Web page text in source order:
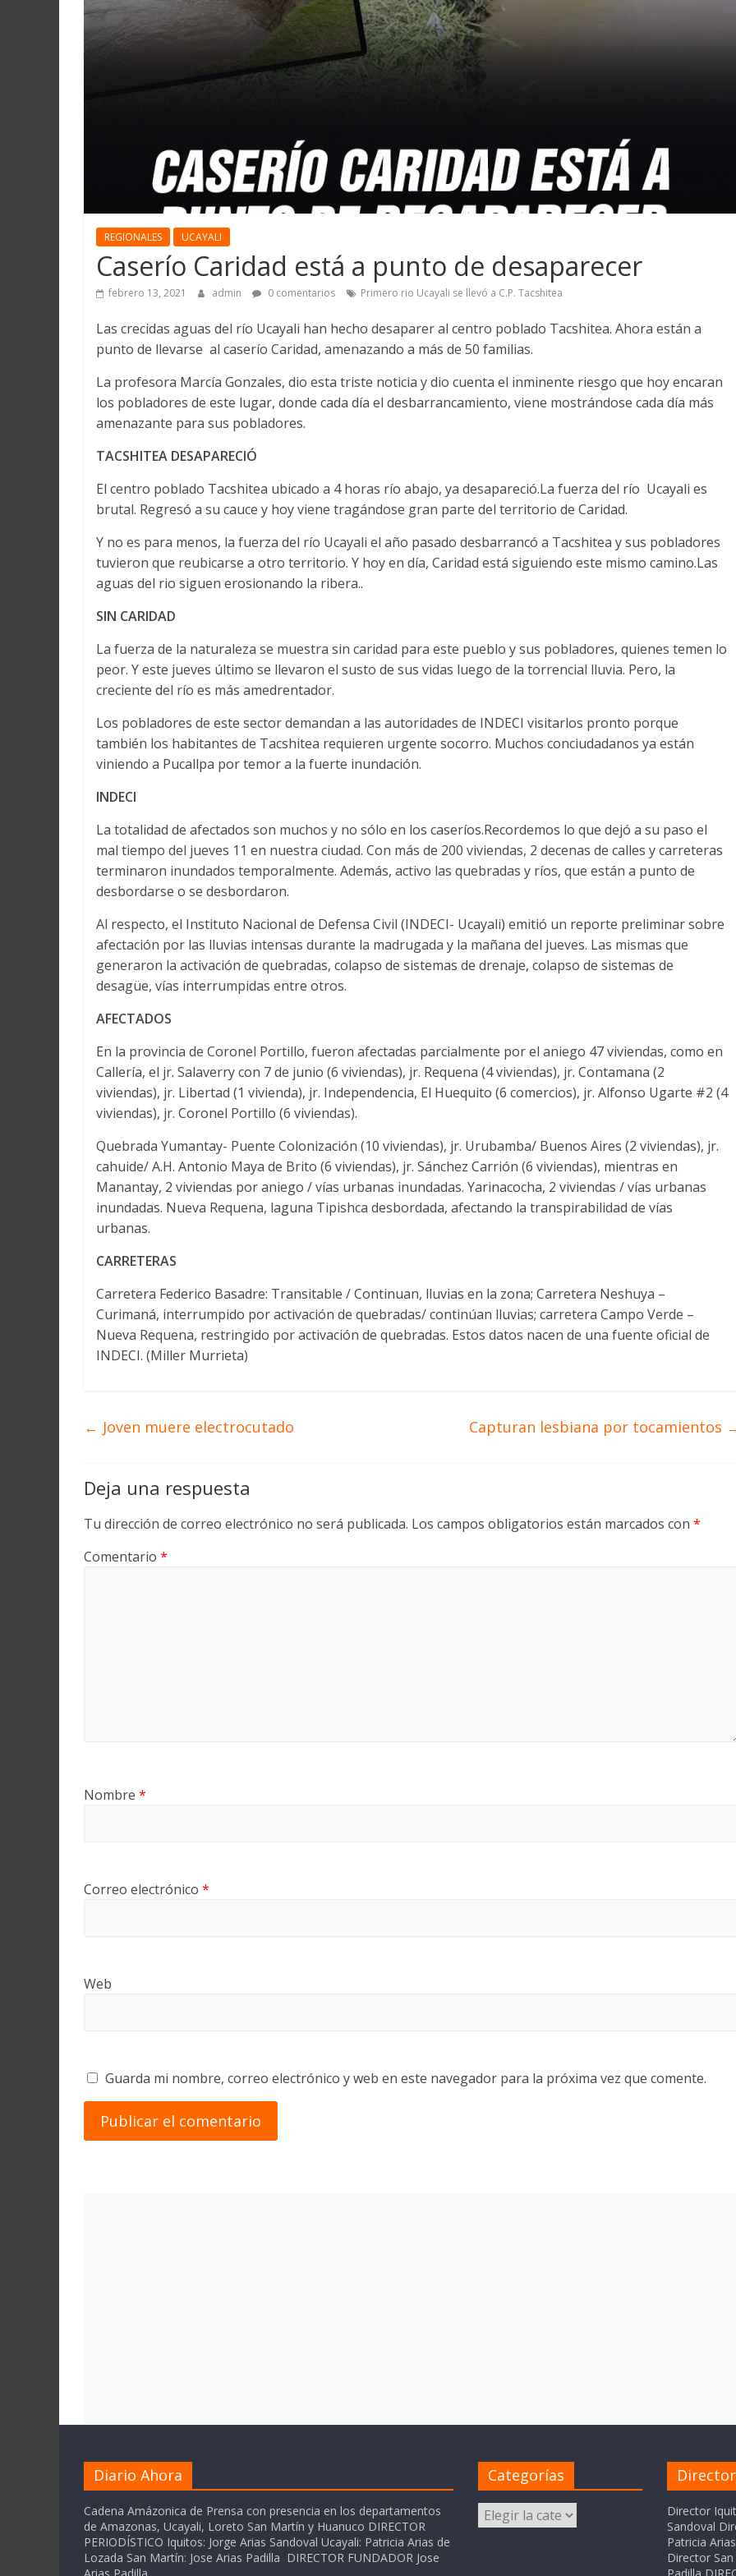
Martín
Loreto
REGIONALES UCAYALI
Caserío Caridad está a punto de desaparecer
febrero 13, 2021 admin 0 comentarios Primero rio Ucayali se llevó a C.P. Tacshitea
Las crecidas aguas del río Ucayali han hecho desaparer al centro poblado Tacshitea. Ahora están a
punto de llevarse al caserío Caridad, amenazando a más de 50 familias.
La profesora Marcía Gonzales, dio esta triste noticia y dio cuenta el inminente riesgo que hoy encaran
los pobladores de este lugar, donde cada día el desbarrancamiento, viene mostrándose cada día más
amenazante para sus pobladores.
TACSHITEA DESAPARECIÓ
El centro poblado Tacshitea ubicado a 4 horas río abajo, ya desapareció.La fuerza del río Ucayali es
brutal. Regresó a su cauce y hoy viene tragándose gran parte del territorio de Caridad.
Y no es para menos, la fuerza del río Ucayali el año pasado desbarrancó a Tacshitea y sus pobladores
tuvieron que reubicarse a otro territorio. Y hoy en día, Caridad está siguiendo este mismo camino.Las
aguas del rio siguen erosionando la ribera..
SIN CARIDAD
La fuerza de la naturaleza se muestra sin caridad para este pueblo y sus pobladores, quienes temen lo
peor. Y este jueves último se llevaron el susto de sus vidas luego de la torrencial lluvia. Pero, la
creciente del río es más amedrentador.
Los pobladores de este sector demandan a las autoridades de INDECI visitarlos pronto porque
también los habitantes de Tacshitea requieren urgente socorro. Muchos conciudadanos ya están
viniendo a Pucallpa por temor a la fuerte inundación.
INDECI
La totalidad de afectados son muchos y no sólo en los caseríos.Recordemos lo que dejó a su paso el
mal tiempo del jueves 11 en nuestra ciudad. Con más de 200 viviendas, 2 decenas de calles y carreteras
terminaron inundados temporalmente. Además, activo las quebradas y ríos, que están a punto de
desbordarse o se desbordaron.
Al respecto, el Instituto Nacional de Defensa Civil (INDECI- Ucayali) emitió un reporte preliminar sobre
afectación por las lluvias intensas durante la madrugada y la mañana del jueves. Las mismas que
generaron la activación de quebradas, colapso de sistemas de drenaje, colapso de sistemas de
desagüe, vías interrumpidas entre otros.
AFECTADOS
En la provincia de Coronel Portillo, fueron afectadas parcialmente por el aniego 47 viviendas, como en
Callería, el jr. Salaverry con 7 de junio (6 viviendas), jr. Requena (4 viviendas), jr. Contamana (2
viviendas), jr. Libertad (1 vivienda), jr. Independencia, El Huequito (6 comercios), jr. Alfonso Ugarte #2 (4
viviendas), jr. Coronel Portillo (6 viviendas).
Quebrada Yumantay- Puente Colonización (10 viviendas), jr. Urubamba/ Buenos Aires (2 viviendas), jr.
cahuide/ A.H. Antonio Maya de Brito (6 viviendas), jr. Sánchez Carrión (6 viviendas), mientras en
Manantay, 2 viviendas por aniego / vías urbanas inundadas. Yarinacocha, 2 viviendas / vías urbanas
inundadas. Nueva Requena, laguna Tipishca desbordada, afectando la transpirabilidad de vías
urbanas.
CARRETERAS
Carretera Federico Basadre: Transitable / Continuan, lluvias en la zona; Carretera Neshuya –
Curimaná, interrumpido por activación de quebradas/ continúan lluvias; carretera Campo Verde –
Nueva Requena, restringido por activación de quebradas. Estos datos nacen de una fuente oficial de
INDECI. (Miller Murrieta)
← Joven muere electrocutado Capturan lesbiana por tocamientos
Deja una respuesta
Tu dirección de correo electrónico no será publicada. Los campos obligatorios están marcados con *
Comentario *
Nombre *
Correo electrónico *
Web
Guarda mi nombre, correo electrónico y web en este navegador para la próxima vez que comente.
Diario Ahora
Cadena Amázonica de Prensa con presencia en los departamentos
de Amazonas, Ucayali, Loreto San Martín y Huanuco DIRECTOR
PERIODÍSTICO Iquitos: Jorge Arias Sandoval Ucayali: Patricia Arias de
Lozada San Martín: Jose Arias Padilla DIRECTOR FUNDADOR Jose
Categorías
Categorías
Director
Sandoval
Patricia
Director